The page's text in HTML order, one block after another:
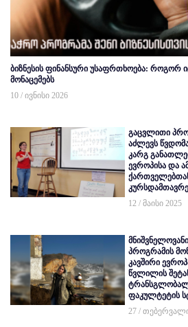
ბიზნესის ფინანსური უსაფრთხოება: როგორ
მონაცემებს
10 / ივნისი 2026
გაცვლითი
აძლევს
კარგ
ევროპისა და
12 / მაისი 2025
პროგრამის
კავშირი
წვლილის
ფაკულტეტის
27 /